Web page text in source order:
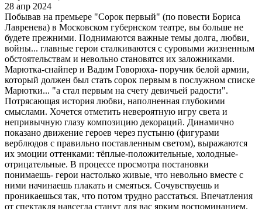
28 апр 2024
Побывав на премьере "Сорок первый" (по повести Бориса
Лавренева) в Московском губернском театре, вы больше не
будете прежними. Поднимаются важные темы долга, любви,
войны... главные герои сталкиваются с суровыми жизненным
обстоятельствам и невольно становятся их заложниками.
Марютка-снайпер и Вадим Говорюха- поручик белой армии,
который должен был стать сорок первым в послужном списке
Марютки... "а стал первым на счету девичьей радости".
Потрясающая история любви, наполненная глубокими
смыслами. Хочется отметить невероятную игру света и
непривычную глазу композицию декораций. Динамично
показано движение героев через пустыню (фигурами
верблюдов с правильно поставленным светом), выражаются
их эмоции оттенками: тёплые-положительные, холодные-
отрицательные. В процессе просмотра постановки
понимаешь- герои настолько живые, что невольно вместе с
ними начинаешь плакать и смеяться. Сочувствуешь и
проникаешься так, что потом трудно расстаться. Впечатления
от спектакля навсегда станут для вас ярким воспоминанием.